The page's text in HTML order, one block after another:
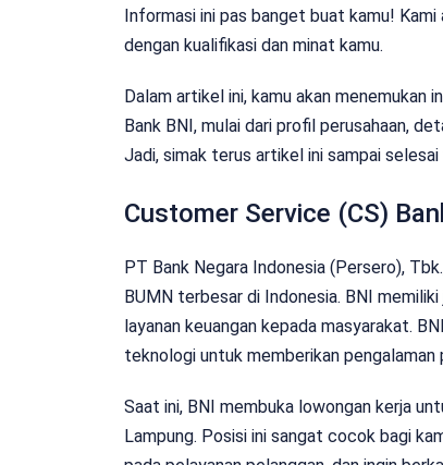
Informasi ini pas banget buat kamu!
dengan kualifikasi dan minat kamu.
Dalam artikel ini, kamu akan menemukan
Bank BNI, mulai dari profil perusahaan,
Jadi, simak terus artikel ini sampai selesai
Customer Service (CS)
PT Bank Negara Indonesia (Persero),
BUMN terbesar di Indonesia. BNI
layanan keuangan kepada masyarakat.
teknologi untuk memberikan pengalaman
Saat ini, BNI membuka lowongan kerja
Lampung. Posisi ini sangat cocok bagi